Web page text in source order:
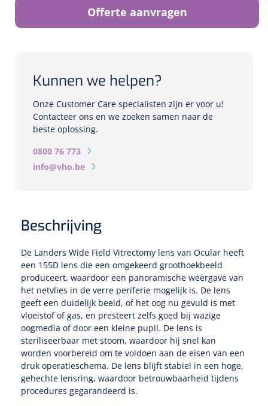
Fundus Cameras
Pachimeters
Opties
Spleetlamp
Speculaire Microscopen
Optotypeschermen
Lasers
Offerte aanvragen
Kunnen we helpen?
Onze Customer Care specialisten zijn er voor u!
Contacteer ons en we zoeken samen naar de
beste oplossing.
0800 76 773
info@vho.be
Beschrijving
De Landers Wide Field Vitrectomy lens van Ocular heeft
een 155D lens die een omgekeerd groothoekbeeld
produceert, waardoor een panoramische weergave van
het netvlies in de verre periferie mogelijk is. De lens
geeft een duidelijk beeld, of het oog nu gevuld is met
vloeistof of gas, en presteert zelfs goed bij wazige
oogmedia of door een kleine pupil. De lens is
steriliseerbaar met stoom, waardoor hij snel kan
worden voorbereid om te voldoen aan de eisen van een
druk operatieschema. De lens blijft stabiel in een hoge,
gehechte lensring, waardoor betrouwbaarheid tijdens
procedures gegarandeerd is.